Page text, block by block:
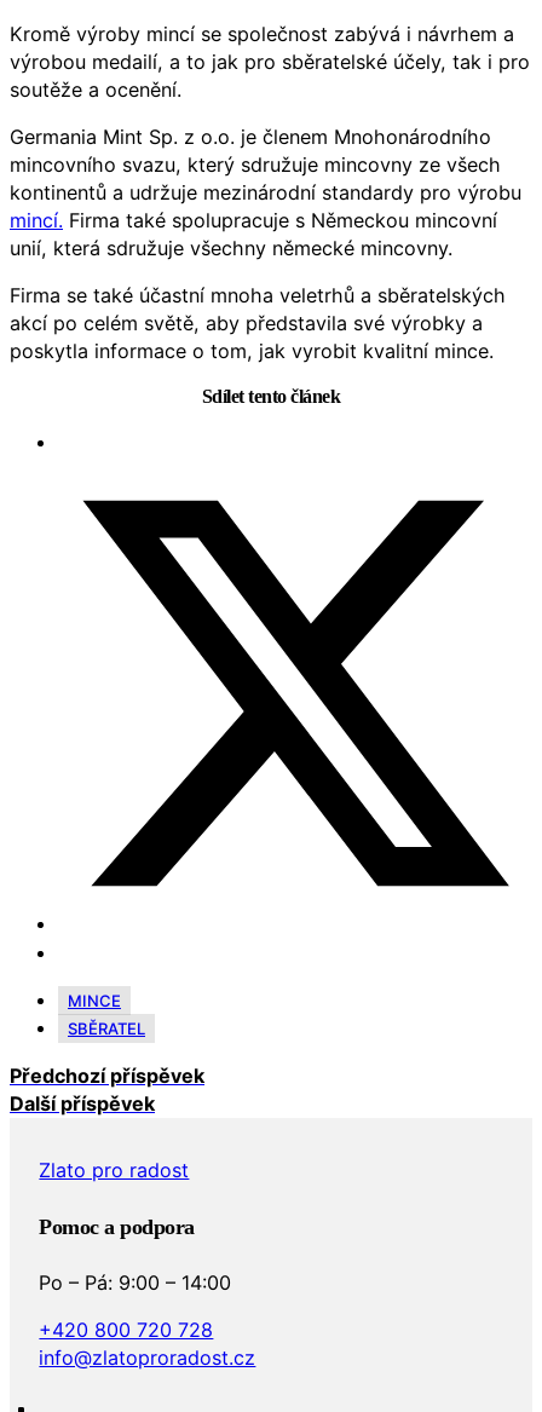
Kromě výroby mincí se společnost zabývá i návrhem a
výrobou medailí, a to jak pro sběratelské účely, tak i pro
soutěže a ocenění.
Germania Mint Sp. z o.o. je členem Mnohonárodního
mincovního svazu, který sdružuje mincovny ze všech
kontinentů a udržuje mezinárodní standardy pro výrobu
mincí. Firma také spolupracuje s Německou mincovní
unií, která sdružuje všechny německé mincovny.
Firma se také účastní mnoha veletrhů a sběratelských
akcí po celém světě, aby představila své výrobky a
poskytla informace o tom, jak vyrobit kvalitní mince.
Sdílet tento článek
MINCE
SBĚRATEL
Předchozí příspěvek
Další příspěvek
Zlato pro radost
Pomoc a podpora
Po – Pá: 9:00 – 14:00
+420 800 720 728
info@zlatoproradost.cz